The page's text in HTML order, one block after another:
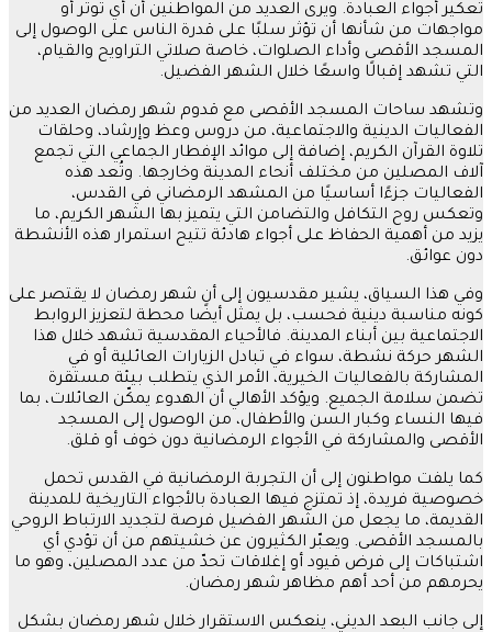
تعكير أجواء العبادة. ويرى العديد من المواطنين أن أي توتر أو
مواجهات من شأنها أن تؤثر سلبًا على قدرة الناس على الوصول إلى
المسجد الأقصى وأداء الصلوات، خاصة صلاتي التراويح والقيام،
التي تشهد إقبالًا واسعًا خلال الشهر الفضيل.
وتشهد ساحات المسجد الأقصى مع قدوم شهر رمضان العديد من
الفعاليات الدينية والاجتماعية، من دروس وعظ وإرشاد، وحلقات
تلاوة القرآن الكريم، إضافة إلى موائد الإفطار الجماعي التي تجمع
آلاف المصلين من مختلف أنحاء المدينة وخارجها. وتُعد هذه
الفعاليات جزءًا أساسيًا من المشهد الرمضاني في القدس،
وتعكس روح التكافل والتضامن التي يتميز بها الشهر الكريم، ما
يزيد من أهمية الحفاظ على أجواء هادئة تتيح استمرار هذه الأنشطة
دون عوائق.
وفي هذا السياق، يشير مقدسيون إلى أن شهر رمضان لا يقتصر على
كونه مناسبة دينية فحسب، بل يمثل أيضًا محطة لتعزيز الروابط
الاجتماعية بين أبناء المدينة. فالأحياء المقدسية تشهد خلال هذا
الشهر حركة نشطة، سواء في تبادل الزيارات العائلية أو في
المشاركة بالفعاليات الخيرية، الأمر الذي يتطلب بيئة مستقرة
تضمن سلامة الجميع. ويؤكد الأهالي أن الهدوء يمكّن العائلات، بما
فيها النساء وكبار السن والأطفال، من الوصول إلى المسجد
الأقصى والمشاركة في الأجواء الرمضانية دون خوف أو قلق.
كما يلفت مواطنون إلى أن التجربة الرمضانية في القدس تحمل
خصوصية فريدة، إذ تمتزج فيها العبادة بالأجواء التاريخية للمدينة
القديمة، ما يجعل من الشهر الفضيل فرصة لتجديد الارتباط الروحي
بالمسجد الأقصى. ويعبّر الكثيرون عن خشيتهم من أن تؤدي أي
اشتباكات إلى فرض قيود أو إغلاقات تحدّ من عدد المصلين، وهو ما
يحرمهم من أحد أهم مظاهر شهر رمضان.
إلى جانب البعد الديني، ينعكس الاستقرار خلال شهر رمضان بشكل